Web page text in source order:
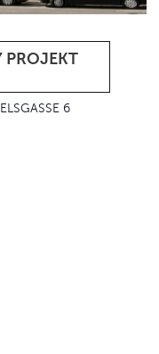
PROJEKT
6